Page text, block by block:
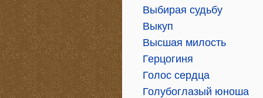
Выбирая судьбу
Выкуп
Высшая милость
Герцогиня
Голос сердца
Голубоглазый юноша